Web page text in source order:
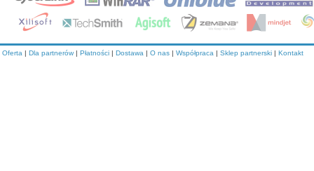
Oferta | Dla partnerów | Płatności | Dostawa | O nas | Współpraca | Sklep partnerski | Kontakt